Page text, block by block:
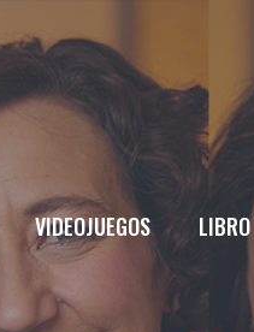
VIDEOJUEGOS LIBRO